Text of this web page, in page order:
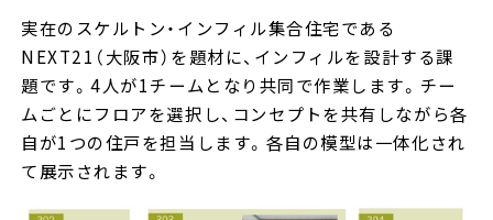
実在のスケルトン・インフィル集合住宅である
NEXT21（大阪市）を題材に、インフィルを設計する課
題です。4人が1チームとなり共同で作業します。チー
ムごとにフロアを選択し、コンセプトを共有しながら各
自が1つの住戸を担当します。各自の模型は一体化され
て展示されます。